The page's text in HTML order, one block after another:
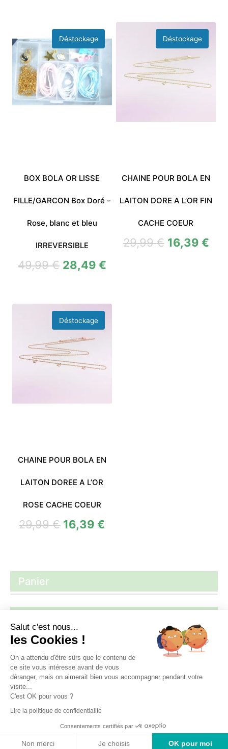
BOX BOLA OR LISSE
FILLE/GARCON Box Doré –
Rose, blanc et bleu
IRREVERSIBLE
49,99€ 28,49 €
CHAINE POUR BOLA EN
LAITON DORE A L’OR FIN
CACHE COEUR
29,99€ 16,39 €
CHAINE POUR BOLA EN
LAITON DOREE A L’OR
ROSE CACHE COEUR
29,99€ 16,39€
Panier
Filtrer Prix :0 € —40 €
Accueil Ma boutique
Comment ça marche ?
© 2026 - Bébé Cash Mende. All rights reserved.
Salut c'est nous...
les Cookies !
On a attendu d'être sûrs que le contenu de
ce site vous intéresse avant de vous
déranger, mais on aimerait bien vous accompagner pendant votre
visite...
C'est OK pour vous ?
Lire la politique de confidentialité
Consentements certifiés par
Non merci Je choisis OK pour moi